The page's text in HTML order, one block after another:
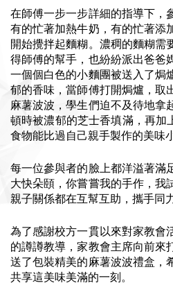
在師傅一步一步詳細的指導下，
有的忙著加熱牛奶，有的忙著添
開始攪拌起麵糊。濃稠的麵糊需
得師傅的幫手，也紛紛派出爸爸
一個個白色的小麵團被送入了焗
郁的香味，當師傅打開焗爐，取
麻薯波波，學生們迫不及待地拿
頓時被濃郁的芝士香填滿，再加
食物能比過自己親手製作的美味
每一位參與者的臉上都洋溢著滿
大快朵頤，你嘗嘗我的手作，我
親子關係都在互幫互助，攜手同
為了感謝校方一貫以來對家教會
的譐譐教導，家教會主席向前來
送了包裝精美的麻薯波波禮盒，
共享這美味美滿的一刻。